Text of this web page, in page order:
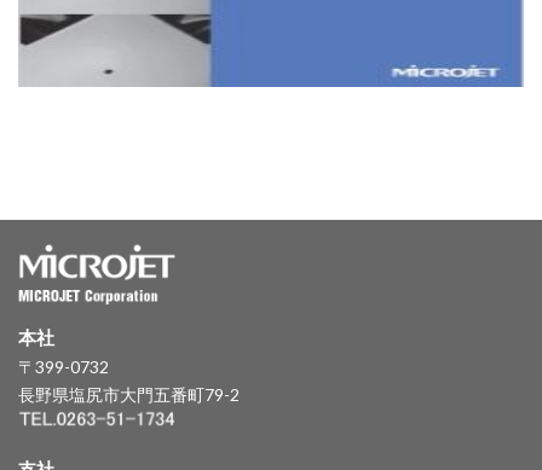
本社
〒399-0732
長野県塩尻市大門五番町79-2